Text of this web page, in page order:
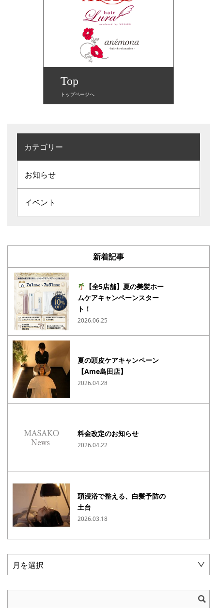
Top
トップページへ
カテゴリー
お知らせ
イベント
新着記事
【全5店舗】夏の美髪ホー
ムケアキャンペーンスター
ト！
2026.06.25
夏の頭皮ケアキャンペーン
【Ame島田店】
2026.04.28
料金改定のお知らせ
2026.04.22
頭浸浴で整える、白髪予防の
土台
2026.03.18
月を選択